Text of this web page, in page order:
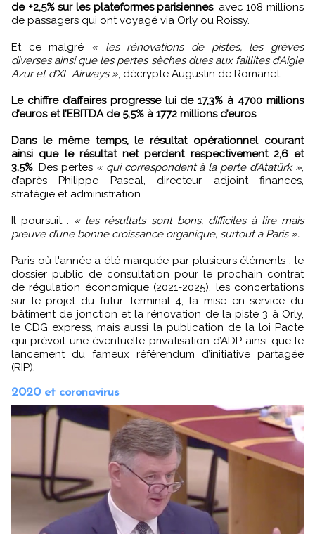
de +2,5% sur les plateformes parisiennes, avec 108 millions
de passagers qui ont voyagé via Orly ou Roissy.
Et ce malgré « les rénovations de pistes, les grèves
diverses ainsi que les pertes sèches dues aux faillites d’Aigle
Azur et d’XL Airways » , décrypte Augustin de Romanet.
Le chiffre d’affaires progresse lui de 17,3% à 4700 millions
d’euros et l’EBITDA de 5,5% à 1772 millions d’euros.
Dans le même temps, le résultat opérationnel courant
ainsi que le résultat net perdent respectivement 2,6 et
3,5% . Des pertes « qui correspondent à la perte d’Atatürk »
d’après Philippe Pascal, directeur adjoint finances,
stratégie et administration.
Il poursuit : « les résultats sont bons, difficiles à lire mais
preuve d’une bonne croissance organique, surtout à Paris ».
Paris où l'année a été marquée par plusieurs éléments : le
dossier public de consultation pour le prochain contrat
de régulation économique (2021-2025), les concertations
sur le projet du futur Terminal 4, la mise en service du
bâtiment de jonction et la rénovation de la piste 3 à Orly,
le CDG express, mais aussi la publication de la loi Pacte
qui prévoit une éventuelle privatisation d’ADP ainsi que le
lancement du fameux référendum d’initiative partagée
(RIP).
2020 et coronavirus